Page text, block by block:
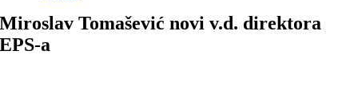
Miroslav Tomašević novi v.d. direktora
EPS-a